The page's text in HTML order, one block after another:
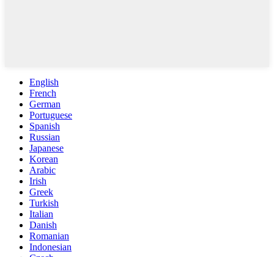
English
French
German
Portuguese
Spanish
Russian
Japanese
Korean
Arabic
Irish
Greek
Turkish
Italian
Danish
Romanian
Indonesian